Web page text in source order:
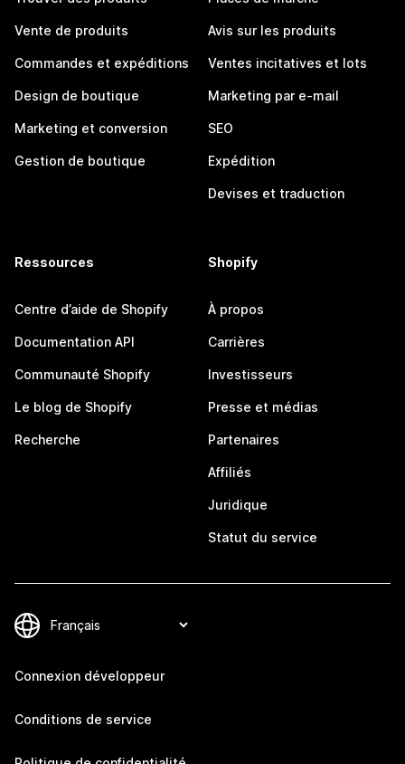
Vente de produits
Commandes et expéditions
Design de boutique
Marketing et conversion
Gestion de boutique
Avis sur les produits
Ventes incitatives et lots
Marketing par e-mail
SEO
Expédition
Devises et traduction
Ressources
Centre d’aide de Shopify
Documentation API
Communauté Shopify
Le blog de Shopify
Recherche
Shopify
À propos
Carrières
Investisseurs
Presse et médias
Partenaires
Affiliés
Juridique
Statut du service
Connexion développeur
Conditions de service